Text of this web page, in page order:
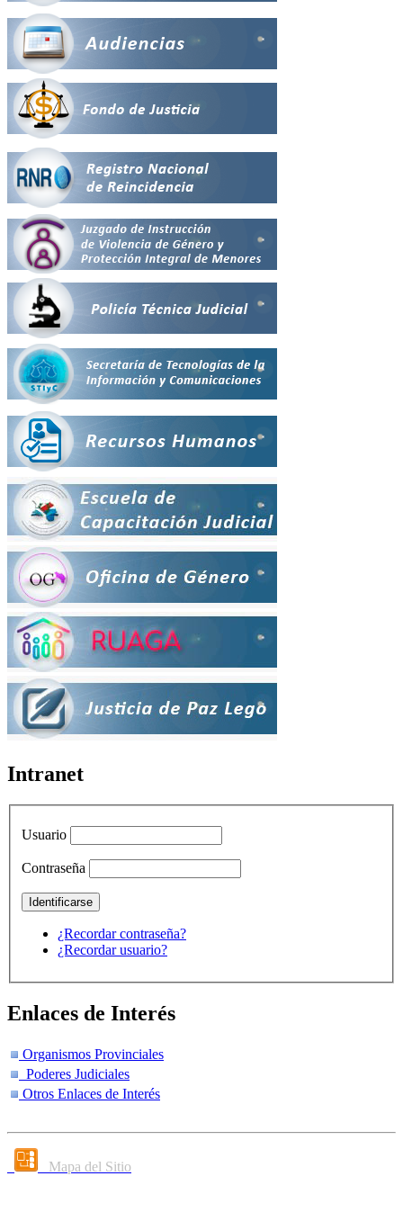
Intranet
Usuario
Contraseña
¿Recordar contraseña?
¿Recordar usuario?
Enlaces de Interés
Organismos Provinciales
Poderes Judiciales
Otros Enlaces de Interés
Mapa del Sitio